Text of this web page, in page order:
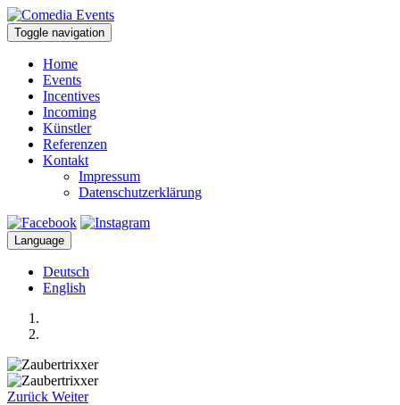
Toggle navigation
Home
Events
Incentives
Incoming
Künstler
Referenzen
Kontakt
Impressum
Datenschutzerklärung
Language
Deutsch
English
Zurück Weiter